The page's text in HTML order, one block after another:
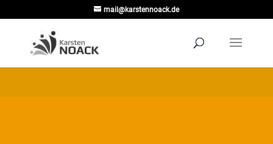
mail@karstennoack.de